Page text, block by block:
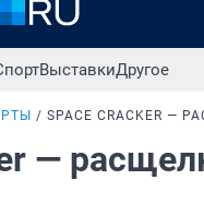
ВыставкиДругое
SPACE CRACKER —
—